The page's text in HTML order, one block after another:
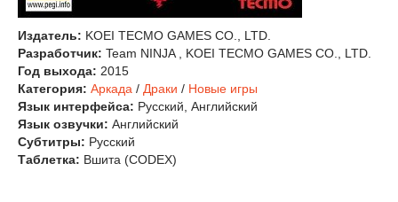
Издатель: KOEI TECMO GAMES CO., LTD.
Разработчик: Team NINJA , KOEI TECMO GAMES CO., LTD.
Год выхода: 2015
Категория: Аркада / Драки / Новые игры
Язык интерфейса: Русский, Английский
Язык озвучки: Английский
Субтитры: Русский
Таблетка: Вшита (CODEX)